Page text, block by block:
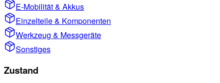
E-Mobilität & Akkus
Einzelteile & Komponenten
Werkzeug & Messgeräte
Sonstiges
Zustand